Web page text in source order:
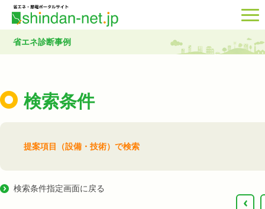
省エネ診断事例
検索条件
提案項目（設備・技術）で検索
検索条件指定画面に戻る
‹